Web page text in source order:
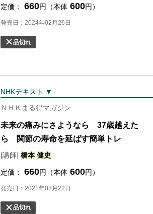
定価： 660円（本体 600円）
発売日：2024年02月26日
品切れ
NHKテキスト ▼
ＮＨＫまる得マガジン
未来の痛みにさようなら 37歳越えた
ら 関節の寿命を延ばす簡単トレ
[講師] 橋本 健史
定価： 660円（本体 600円）
発売日：2021年03月22日
品切れ